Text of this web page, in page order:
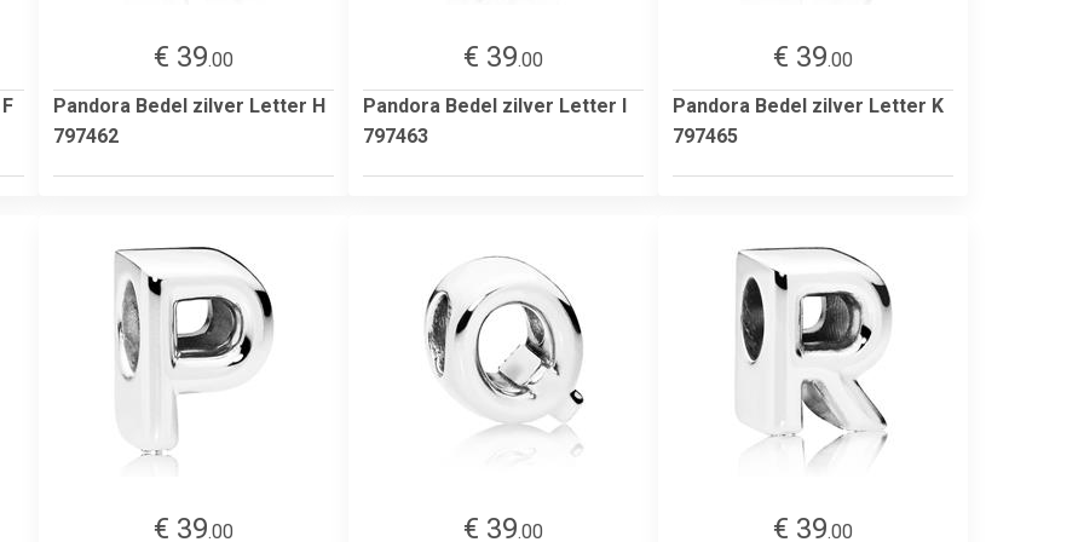
€ 39.00
Pandora Bedel zilver Letter H
797462
€ 39.00
Pandora Bedel zilver Letter I
797463
€ 39.00
Pandora Bedel zilver Letter K
797465
€ 39.00 € 39.00 € 39.00